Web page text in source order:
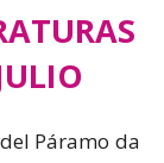
Páramo da